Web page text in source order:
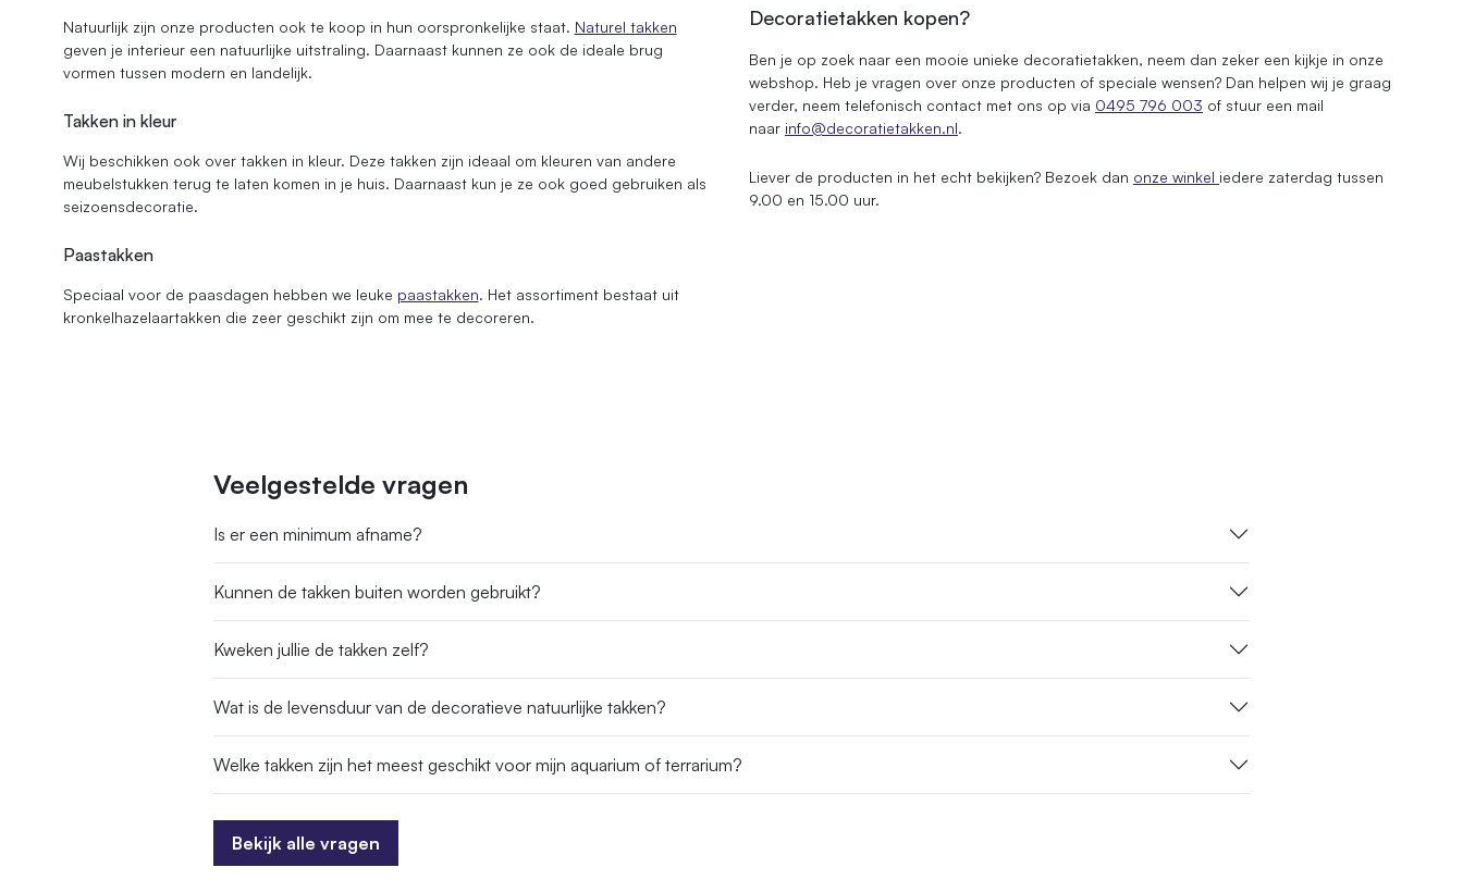
Natuurlijk zijn onze producten ook te koop in hun oorspronkelijke staat. Naturel takken
geven je interieur een natuurlijke uitstraling. Daarnaast kunnen ze ook de ideale brug
vormen tussen modern en landelijk.
Takken in kleur
Wij beschikken ook over takken in kleur. Deze takken zijn ideaal om kleuren van andere
meubelstukken terug te laten komen in je huis. Daarnaast kun je ze ook goed gebruiken als
seizoensdecoratie.
Paastakken
Speciaal voor de paasdagen hebben we leuke paastakken. Het assortiment bestaat uit
kronkelhazelaartakken die zeer geschikt zijn om mee te decoreren.
Decoratietakken kopen?
Ben je op zoek naar een mooie unieke decoratietakken, neem dan zeker een kijkje in onze
webshop. Heb je vragen over onze producten of speciale wensen? Dan helpen wij je graag
verder, neem telefonisch contact met ons op via 0495 796 003 of stuur een mail
naar info@decoratietakken.nl.
Liever de producten in het echt bekijken? Bezoek dan onze winkel iedere zaterdag tussen
9.00 en 15.00 uur.
Veelgestelde vragen
Is er een minimum afname?
Kunnen de takken buiten worden gebruikt?
Kweken jullie de takken zelf?
Wat is de levensduur van de decoratieve natuurlijke takken?
Welke takken zijn het meest geschikt voor mijn aquarium of terrarium?
Bekijk alle vragen
Bekijk alle vragen